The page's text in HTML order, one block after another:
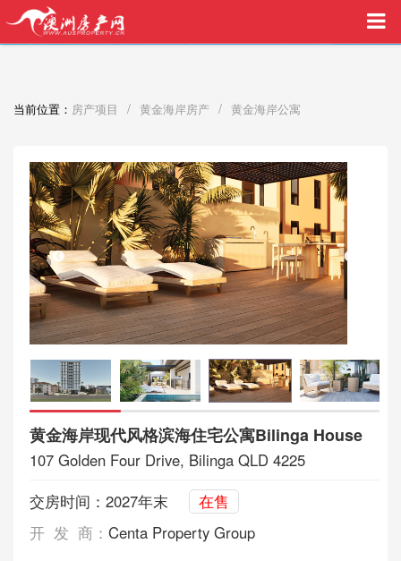
买家中介VIP服务，助您安心购房
当前位置： 房产项目 / 黄金海岸房产 / 黄金海岸公寓
黄金海岸现代风格滨海住宅公寓Bilinga House
107 Golden Four Drive, Bilinga QLD 4225
交房时间：2027年末
在售
开 发 商： Centa Property Group